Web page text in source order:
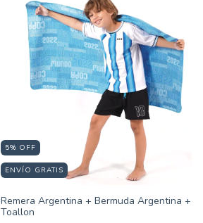
5% OFF
ENVÍO GRATIS
Remera Argentina + Bermuda Argentina +
Toallon